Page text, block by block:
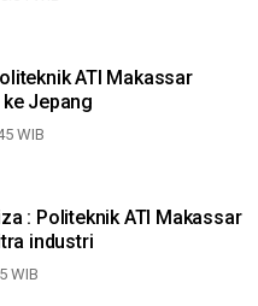
ATI Makassar
Jepang
WIB
: Politeknik ATI Makassar
industri
WIB